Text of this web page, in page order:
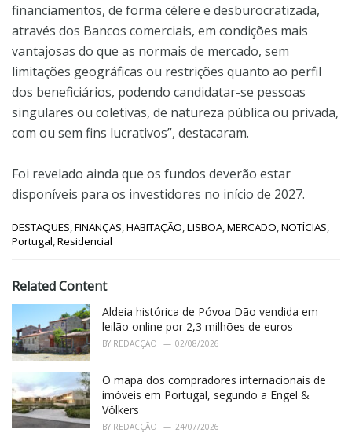
financiamentos, de forma célere e desburocratizada,
através dos Bancos comerciais, em condições mais
vantajosas do que as normais de mercado, sem
limitações geográficas ou restrições quanto ao perfil
dos beneficiários, podendo candidatar-se pessoas
singulares ou coletivas, de natureza pública ou privada,
com ou sem fins lucrativos”, destacaram.
Foi revelado ainda que os fundos deverão estar
disponíveis para os investidores no início de 2027.
C
a
g
e
s
DESTAQUES,FINANÇAS,HABITAÇÃO,LISBOA,MERCADO,NOTÍCIAS,
Portugal,Residencial
Related Content
Aldeia histórica de Póvoa Dão vendida em
leilão online por 2,3 milhões de euros
BY REDACÇÃO 02/08/2026
O mapa dos compradores internacionais de
imóveis em Portugal, segundo a Engel &
Völkers
BY REDACÇÃO 24/07/2026